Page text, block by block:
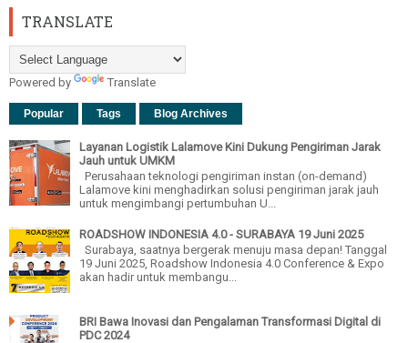
TRANSLATE
Powered by Translate
Popular Tags Blog Archives
Layanan Logistik Lalamove Kini Dukung Pengiriman Jarak
Jauh untuk UMKM
Perusahaan teknologi pengiriman instan (on-demand)
Lalamove kini menghadirkan solusi pengiriman jarak jauh
untuk mengimbangi pertumbuhan U...
ROADSHOW INDONESIA 4.0 - SURABAYA 19 Juni 2025
Surabaya, saatnya bergerak menuju masa depan! Tanggal
19 Juni 2025, Roadshow Indonesia 4.0 Conference & Expo
akan hadir untuk membangu...
BRI Bawa Inovasi dan Pengalaman Transformasi Digital di
PDC 2024